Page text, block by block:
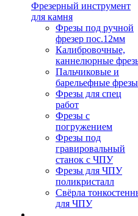
Фрезерный инструмент
для камня
Фрезы под ручной
фрезер пос.12мм
Калибровочные,
каннелюрные
Пальчиковые и
барельефные фрезы
Фрезы для спец
работ
Фрезы с
погружением
Фрезы под
гравировальный
станок с ЧПУ
Фрезы для ЧПУ
поликристалл
Свёрла
для ЧПУ